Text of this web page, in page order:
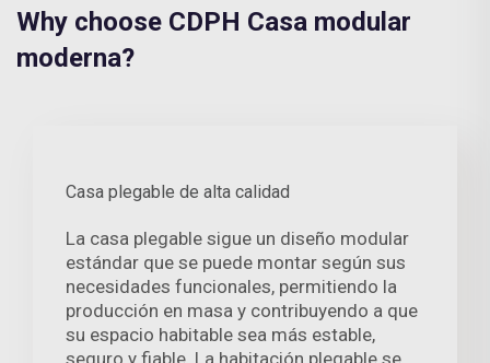
Why choose CDPH Casa modular
moderna?
Casa plegable de alta calidad
La casa plegable sigue un diseño modular
estándar que se puede montar según sus
necesidades funcionales, permitiendo la
producción en masa y contribuyendo a que
su espacio habitable sea más estable,